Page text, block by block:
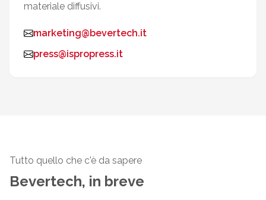
materiale diffusivi.
marketing@bevertech.it
press@ispropress.it
Tutto quello che c'è da sapere
Bevertech, in breve